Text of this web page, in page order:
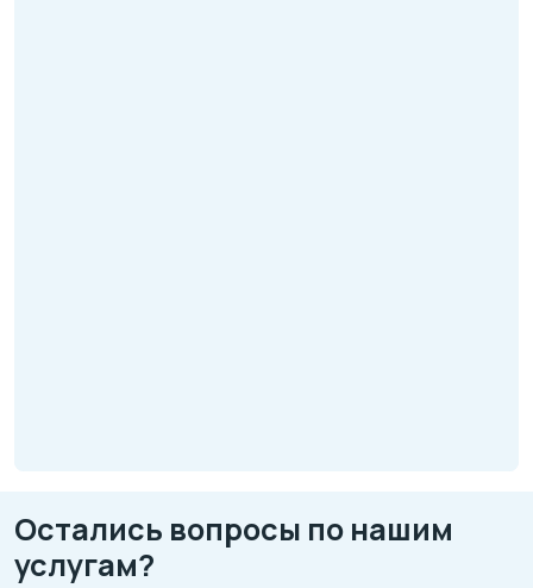
Остались вопросы по нашим
услугам?